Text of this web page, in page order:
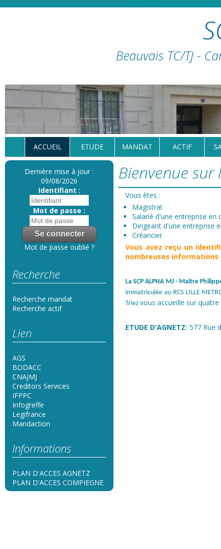
Beauvais TC/TJ -
ACCUEIL ETUDE MANDAT ACTIF
Dernière mise à jour :
09/08/2026
Identifiant :
Mot de passe :
Mot de passe oublié ?
Recherche
Recherche mandat
Recherche actif
Lien
AGS
BODACC
CNAJMJ
Creditors Services
IFPPC
Infogreffe
Legifrance
Mandaction
Informations
PLAN D'ACCES AGNETZ
PLAN D'ACCES COMPIEGNE
Bienvenue sur
Vous êtes :
Magistrat
Salarié d'une entreprise en
Dirigeant d'une entreprise
Créancier
Vous avez reçu un
nombreuses
La SCP ALPHA MJ - Maître
immatriculée au RCS LILLE
Triez vous accueille sur quatre
ETUDE D'AGNETZ: 577 Rue